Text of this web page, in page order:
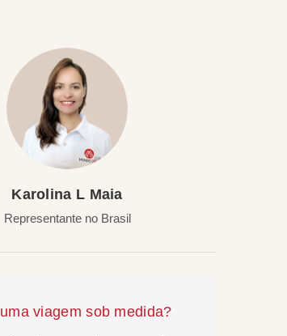
Karolina L Maia
Representante no Brasil
viagem sob medida?